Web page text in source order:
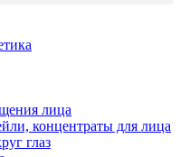
лица
концентраты для лица
глаз